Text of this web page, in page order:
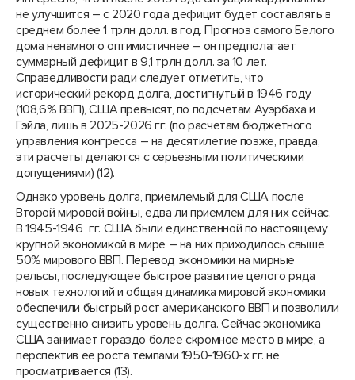
не улучшится – с 2020 года дефицит будет составлять в
среднем более 1 трлн долл. в год. Прогноз самого Белого
дома ненамного оптимистичнее – он предполагает
суммарный дефицит в 9,1 трлн долл. за 10 лет.
Справедливости ради следует отметить, что
исторический рекорд долга, достигнутый в 1946 году
(108,6% ВВП), США превысят, по подсчетам Ауэрбаха и
Гэйла, лишь в 2025-2026 гг. (по расчетам бюджетного
управления конгресса – на десятилетие позже, правда,
эти расчеты делаются с серьезными политическими
допущениями) (12).
Однако уровень долга, приемлемый для США после
Второй мировой войны, едва ли приемлем для них сейчас.
В 1945-1946 гг. США были единственной по настоящему
крупной экономикой в мире – на них приходилось свыше
50% мирового ВВП. Перевод экономики на мирные
рельсы, последующее быстрое развитие целого ряда
новых технологий и общая динамика мировой экономики
обеспечили быстрый рост американского ВВП и позволили
существенно снизить уровень долга. Сейчас экономика
США занимает гораздо более скромное место в мире, а
перспектив ее роста темпами 1950-1960-х гг. не
просматривается (13).